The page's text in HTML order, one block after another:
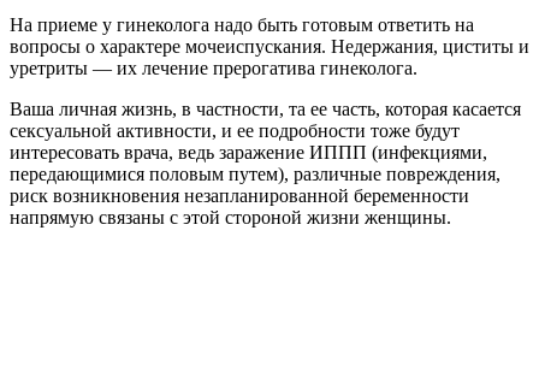
На приеме у гинеколога надо быть готовым ответить на
вопросы о характере мочеиспускания. Недержания, циститы и
уретриты — их лечение прерогатива гинеколога.
Ваша личная жизнь, в частности, та ее часть, которая касается
сексуальной активности, и ее подробности тоже будут
интересовать врача, ведь заражение ИППП (инфекциями,
передающимися половым путем), различные повреждения,
риск возникновения незапланированной беременности
напрямую связаны с этой стороной жизни женщины.